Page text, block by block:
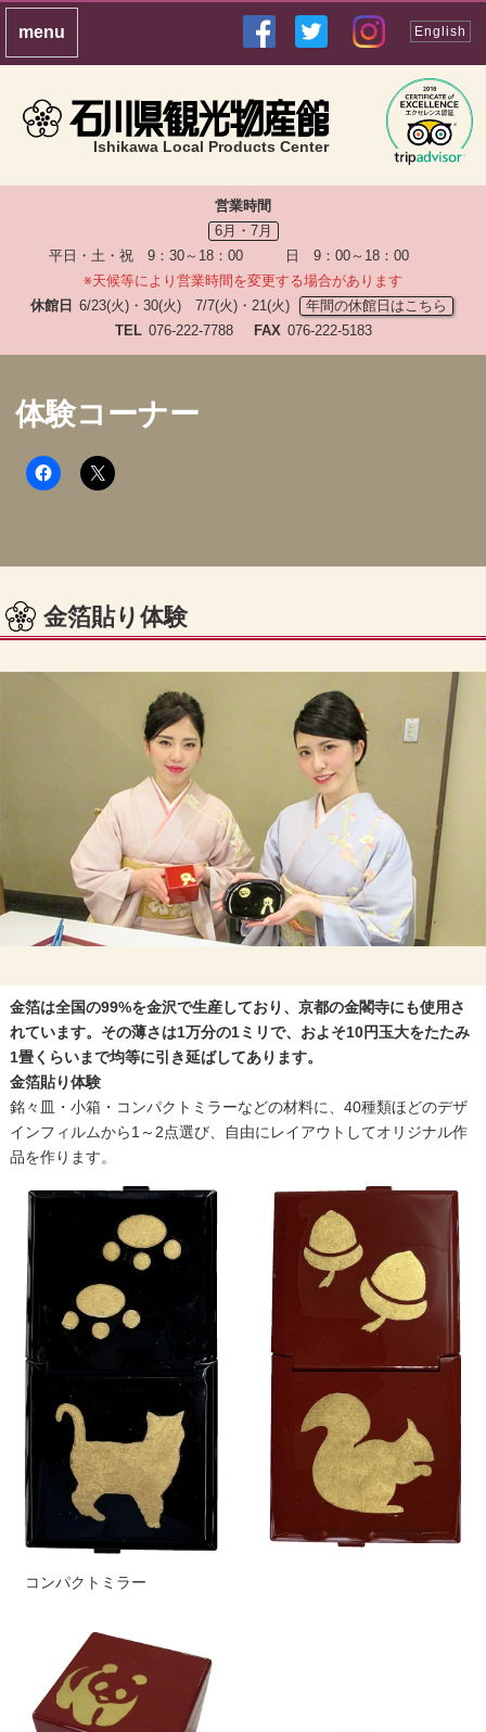
Ishikawa Local Products Center
English
営業時間
6月・7月
平日・土・祝 9：30～18：00 日 9：00～18：00
※天候等により営業時間を変更する場合があります
休館日 6/23(火)・30(火) 7/7(火)・21(火)
年間の休館日はこちら
TEL 076-222-7788 FAX 076-222-5183
体験コーナー
金箔貼り体験
金箔は全国の99%を金沢で生産しており、京都の金閣寺にも使用さ
れています。その薄さは1万分の1ミリで、およそ10円玉大をたたみ
1畳くらいまで均等に引き延ばしてあります。
金箔貼り体験
銘々皿・小箱・コンパクトミラーなどの材料に、40種類ほどのデザ
インフィルムから1～2点選び、自由にレイアウトしてオリジナル作
品を作ります。
コンパクトミラー